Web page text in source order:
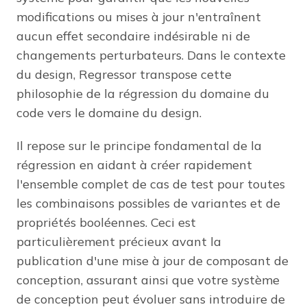
modifications ou mises à jour n'entraînent
aucun effet secondaire indésirable ni de
changements perturbateurs. Dans le contexte
du design, Regressor transpose cette
philosophie de la régression du domaine du
code vers le domaine du design.
Il repose sur le principe fondamental de la
régression en aidant à créer rapidement
l'ensemble complet de cas de test pour toutes
les combinaisons possibles de variantes et de
propriétés booléennes. Ceci est
particulièrement précieux avant la
publication d'une mise à jour de composant de
conception, assurant ainsi que votre système
de conception peut évoluer sans introduire de